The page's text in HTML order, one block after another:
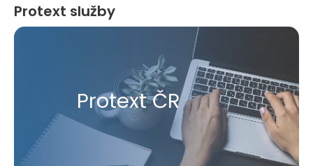
Protext služby
Protext ČR